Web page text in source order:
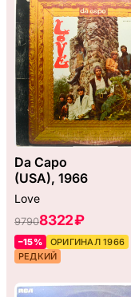
Da Capo
(USA), 1966
Love
97908322 ₽
–15%
ОРИГИНАЛ 1966
РЕДКИЙ